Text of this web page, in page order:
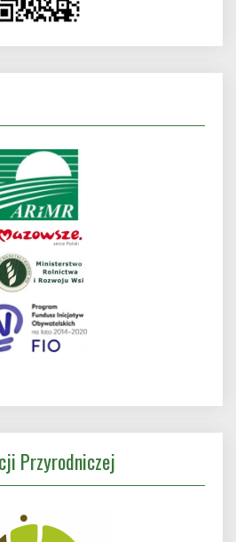
Przyrodniczej